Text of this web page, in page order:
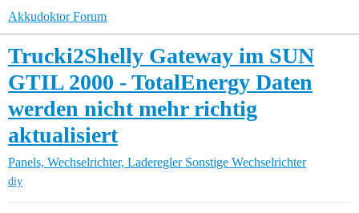
Akkudoktor Forum
Trucki2Shelly Gateway im SUN
GTIL 2000 - TotalEnergy Daten
werden nicht mehr richtig
aktualisiert
Panels, Wechselrichter, Laderegler Sonstige Wechselrichter
diy